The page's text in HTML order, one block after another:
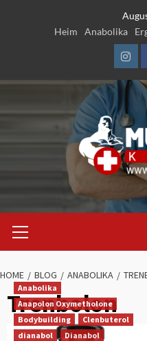
Heim
Anabolika
Menu
HOME BLOG ANABOLIKA
Trenbolon
Anabolika
Anapolon Oxymetholone
Bodybuilding
Clenbuterol
dianabol
Dianabol